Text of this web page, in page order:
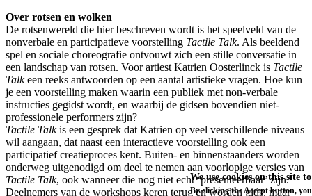
Over rotsen en wolken
De rotsenwereld die hier beschreven wordt is het speelveld van de
nonverbale en participatieve voorstelling Tactile Talk. Als beeldend
spel en sociale choreografie ontvouwt zich een stille conversatie in
een landschap van rotsen. Voor artiest Katrien Oosterlinck is Tactile
Talkeen reeks antwoorden op een aantal artistieke vragen. Hoe kun
je een voorstelling maken waarin een publiek met non-verbale
instructies gegidst wordt, en waarbij de gidsen bovendien niet-
professionele performers zijn?
Tactile Talkis een gesprek dat Katrien op veel verschillende niveaus
wil aangaan, dat naast een interactieve voorstelling ook een
participatief creatieproces kent. Buiten- en binnenstaanders worden
onderweg uitgenodigd om deel te nemen aan voorlopige versies van
Tactile Talk, ook wanneer die nog niet echt ‘presenteerbaar’ zijn.
Deelnemers van de workshops keren terug en worden gids, maar
We use cookies on this site
By clicking the Accept button,